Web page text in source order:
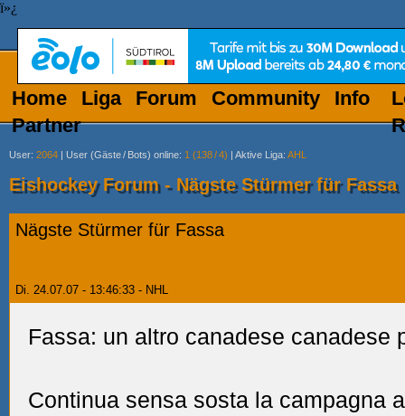
ï»¿
Home Liga Forum Community
Info
Partner
User: 2064 | User (Gäste/ Bots) online: 1 (138/4) | Aktive Liga: AHL
Eishockey Forum - Nägste Stürmer für Fassa
Nägste Stürmer für Fassa
Di. 24.07.07 - 13:46:33 - NHL
Fassa: un altro canadese canadese
Continua sensa sosta la campagna